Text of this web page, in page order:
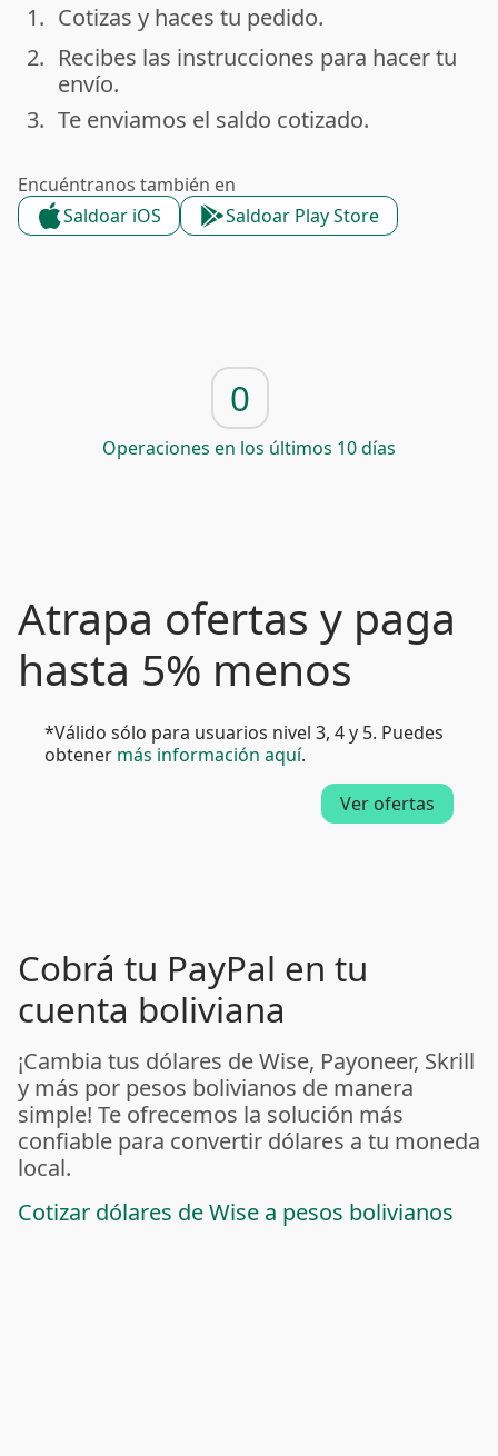
done
1. Cotizas y haces tu pedido.
done
2. Recibes las instrucciones para hacer tu
envío.
done
3. Te enviamos el saldo cotizado.
Encuéntranos también en
Saldoar iOS
Saldoar Play Store
0
Operaciones en los últimos 10 días
Atrapa ofertas y paga
hasta 5% menos
*Válido sólo para usuarios nivel 3, 4 y 5. Puedes
obtener más información aquí.
Ver ofertas
Cobrá tu PayPal en tu
cuenta boliviana
¡Cambia tus dólares de Wise, Payoneer, Skrill
y más por pesos bolivianos de manera
simple! Te ofrecemos la solución más
confiable para convertir dólares a tu moneda
local.
Cotizar dólares de Wise a pesos bolivianos